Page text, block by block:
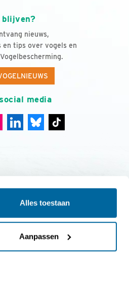
Alles toestaan
Aanpassen
blijven?
nieuws,
tips over vogels en
media